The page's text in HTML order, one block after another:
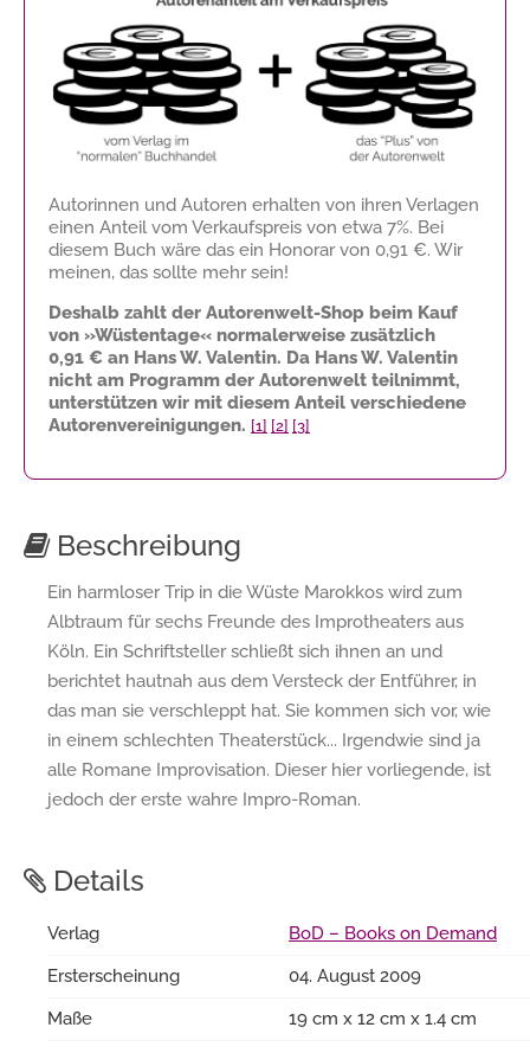
Autorinnen und Autoren erhalten von ihren Verlagen
einen Anteil vom Verkaufspreis von etwa 7%. Bei
diesem Buch wäre das ein Honorar von 0,91 €. Wir
meinen, das sollte mehr sein!
Deshalb zahlt der Autorenwelt-Shop beim Kauf
von »Wüstentage« normalerweise zusätzlich
0,91 € an Hans W. Valentin. Da Hans W. Valentin
nicht am Programm der Autorenwelt teilnimmt,
unterstützen wir mit diesem Anteil verschiedene
Autorenvereinigungen. [1] [2] [3]
Beschreibung
Ein harmloser Trip in die Wüste Marokkos wird zum
Albtraum für sechs Freunde des Improtheaters aus
Köln. Ein Schriftsteller schließt sich ihnen an und
berichtet hautnah aus dem Versteck der Entführer, in
das man sie verschleppt hat. Sie kommen sich vor, wie
in einem schlechten Theaterstück... Irgendwie sind ja
alle Romane Improvisation. Dieser hier vorliegende, ist
jedoch der erste wahre Impro-Roman.
Details
Verlag
BoD – Books on Demand
Ersterscheinung
04. August 2009
Maße
19 cm x 12 cm x 1.4 cm